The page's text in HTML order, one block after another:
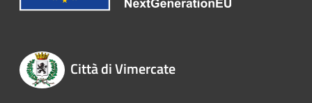
Città di Vimercate